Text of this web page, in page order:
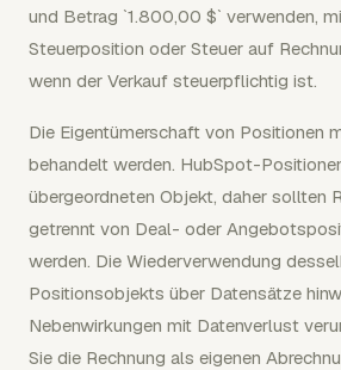
und Betrag `1.800,00 $` verwenden,
Steuerposition oder Steuer auf
wenn der Verkauf steuerpflichtig ist.
Die Eigentümerschaft von Positionen
behandelt werden. HubSpot-
übergeordneten Objekt, daher sollten
getrennt von Deal- oder
werden. Die Wiederverwendung
Positionsobjekts über Datensätze
Nebenwirkungen mit Datenverlust
Sie die Rechnung als eigenen